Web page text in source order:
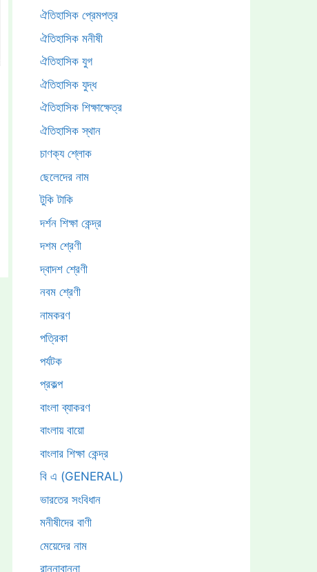
ঐতিহাসিক প্রেমপত্র
ঐতিহাসিক মনীষী
ঐতিহাসিক যুগ
ঐতিহাসিক যুদ্ধ
ঐতিহাসিক শিক্ষাক্ষেত্র
ঐতিহাসিক স্থান
চাণক্য শ্লোক
ছেলেদের নাম
টুকি টাকি
দর্শন শিক্ষা কেন্দ্র
দশম শ্রেণী
দ্বাদশ শ্রেণী
নবম শ্রেণী
নামকরণ
পত্রিকা
পর্যটক
প্রকল্প
বাংলা ব্যাকরণ
বাংলায় বায়ো
বাংলার শিক্ষা কেন্দ্র
বি এ (GENERAL)
ভারতের সংবিধান
মনীষীদের বাণী
মেয়েদের নাম
রান্নাবান্না